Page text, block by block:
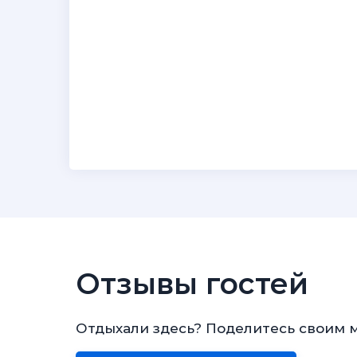
Отзывы гостей
Отдыхали здесь? Поделитесь своим